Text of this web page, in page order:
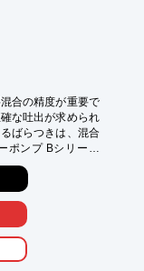
合の精度が重要で
な吐出が求められ
ばらつきは、混合
ポンプ Bシリーズ
た品質の製品製造